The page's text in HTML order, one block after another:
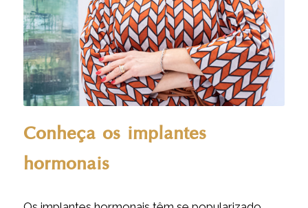
Conheça os implantes
hormonais